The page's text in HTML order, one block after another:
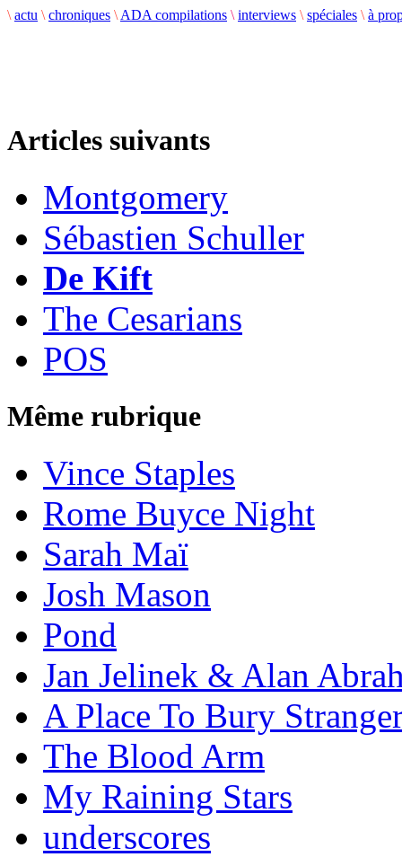
\ actu \ chroniques \ ADA compilations \ interviews \ spéciales \ à
Articles suivants
Montgomery
Sébastien Schuller
De Kift
The Cesarians
POS
Même rubrique
Vince Staples
Rome Buyce Night
Sarah Maï
Josh Mason
Pond
Jan Jelinek & Alan
A Place To Bury
The Blood Arm
My Raining Stars
underscores